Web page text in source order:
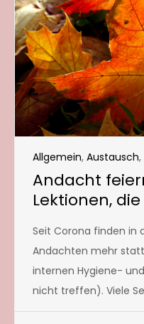
Allgemein, Austausch,
Andacht
Lektionen,
Seit Corona finden in
Andachten mehr
internen Hygiene-
nicht treffen). Viele